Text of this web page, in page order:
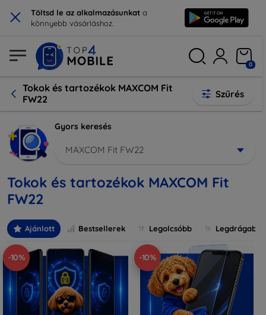
× Töltsd le az alkalmazásunkat a
könnyebb vásárláshoz.
0
Tokok és tartozékok MAXCOM Fit
FW22
Szűrés
Gyors keresés
MAXCOM Fit FW22
Tokok és tartozékok MAXCOM Fit
FW22
Ajánlott Bestsellerek Legolcsóbb Legdrágabb
-10% -10%